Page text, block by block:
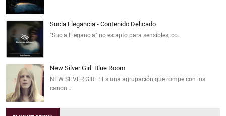
Sucia Elegancia - Contenido Delicado
"Sucia Elegancia" no es apto para sensibles, co…
New Silver Girl: Blue Room
NEW SILVER GIRL : Es una agrupación que rompe con los
canon…